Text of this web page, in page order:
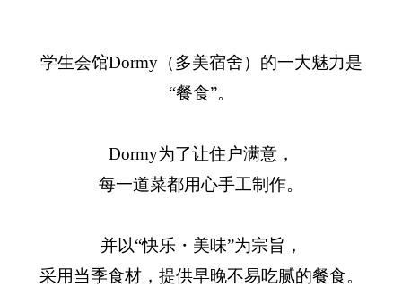
学生会馆Dormy（多美宿舍）的一大魅力是
“餐食”。
Dormy为了让住户满意，
每一道菜都用心手工制作。
并以“快乐・美味”为宗旨，
采用当季食材，提供早晚不易吃腻的餐食。